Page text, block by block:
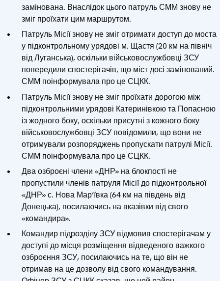
замінована. Внаслідок цього патруль СММ знову не
зміг проїхати цим маршрутом.
Патруль Місії знову не зміг отримати доступ до моста
у підконтрольному урядові м. Щастя (20 км на північ
від Луганська), оскільки військовослужбовці ЗСУ
попередили спостерігачів, що міст досі замінований.
СММ поінформувала про це СЦКК.
Патруль Місії знову не зміг проїхати дорогою між
підконтрольними урядові Катеринівкою та Попасною
із жодного боку, оскільки присутні з кожного боку
військовослужбовці ЗСУ повідомили, що вони не
отримували розпоряджень пропускати патрулі Місії.
СММ поінформувала про це СЦКК.
Два озброєні члени «ДНР» на блокпості не
пропустили членів патруля Місії до підконтрольної
«ДНР» с. Нова Мар’ївка (64 км на південь від
Донецька), посилаючись на вказівки від свого
«командира».
Командир підрозділу ЗСУ відмовив спостерігачам у
доступі до місця розміщення відведеного важкого
озброєння ЗСУ, посилаючись на те, що він не
отримав на це дозволу від свого командування.